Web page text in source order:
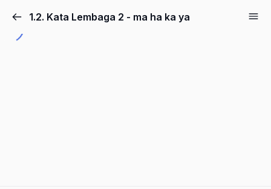
1.2. Kata Lembaga 2 - ma ha ka ya